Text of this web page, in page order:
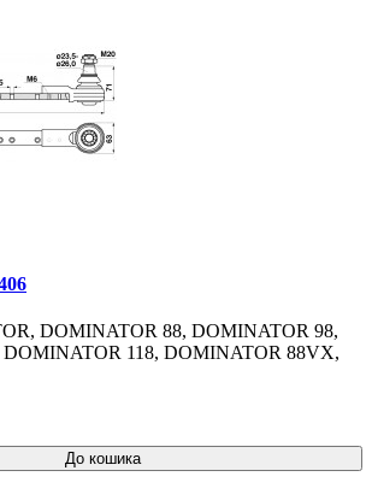
DOMINATOR 88, DOMINATOR 98,
118, DOMINATOR 88VX,
До кошика